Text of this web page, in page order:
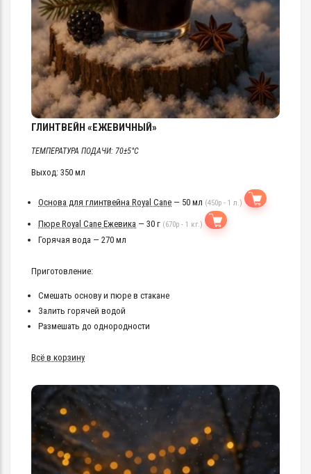
ГЛИНТВЕЙН «ЕЖЕВИЧНЫЙ»
ТЕМПЕРАТУРА ПОДАЧИ: 70±5°C
Выход: 350 мл
Основа для глинтвейна Royal Cane — 50 мл (450р - 1 л.)
Пюре Royal Cane Ежевика — 30 г (670р - 1 кг.)
Горячая вода — 270 мл
Приготовление:
Смешать основу и пюре в стакане
Залить горячей водой
Размешать до однородности
Всё в корзину